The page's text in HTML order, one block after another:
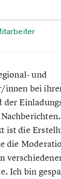
und
innen bei
der
ist die
die
Ich bin